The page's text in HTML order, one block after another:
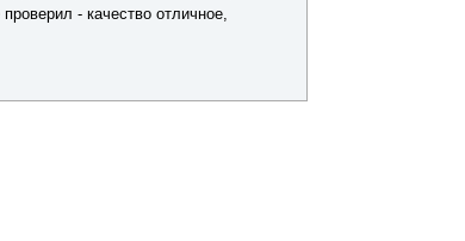
отличное,